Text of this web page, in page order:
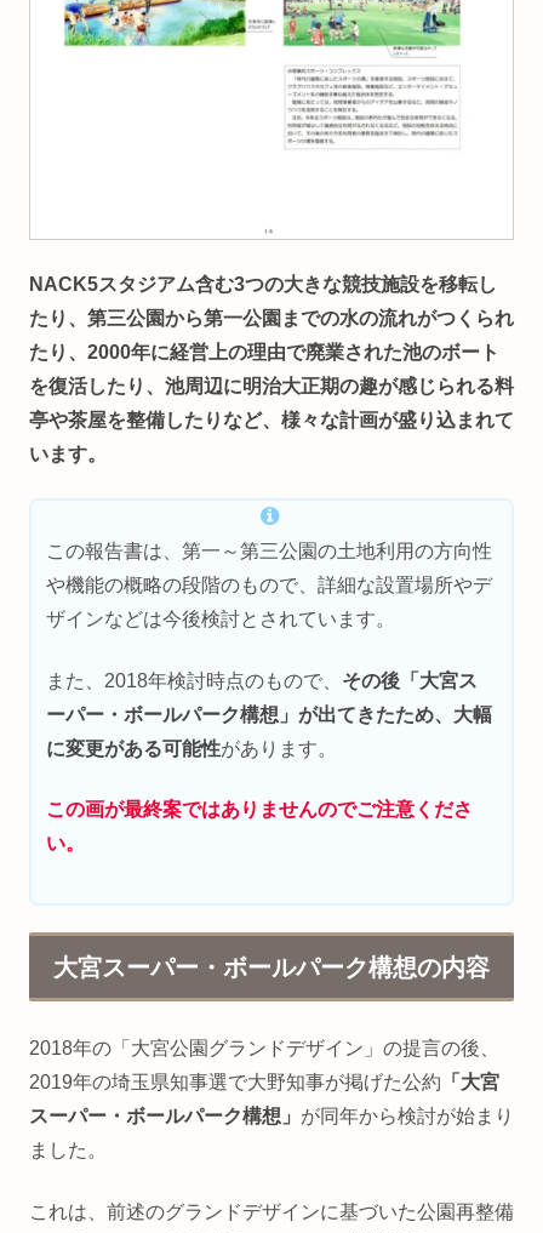
NACK5スタジアム含む3つの大きな競技施設を移転し
たり、第三公園から第一公園までの水の流れがつくられ
たり、2000年に経営上の理由で廃業された池のボート
を復活したり、池周辺に明治大正期の趣が感じられる料
亭や茶屋を整備したりなど、様々な計画が盛り込まれて
います。
この報告書は、第一～第三公園の土地利用の方向性
や機能の概略の段階のもので、詳細な設置場所やデ
ザインなどは今後検討とされています。
また、2018年検討時点のもので、 その後「大宮ス
ーパー・ボールパーク構想」が出てきたため、大幅
に変更がある可能性があります。
この画が最終案ではありませんのでご注意くださ
い。
大宮スーパー・ボールパーク構想の内容
2018年の「大宮公園グランドデザイン」の提言の後、
2019年の埼玉県知事選で大野知事が掲げた公約 「大宮
スーパー・ボールパーク構想」 が同年から検討が始まり
ました。
これは、前述のグランドデザインに基づいた公園再整備